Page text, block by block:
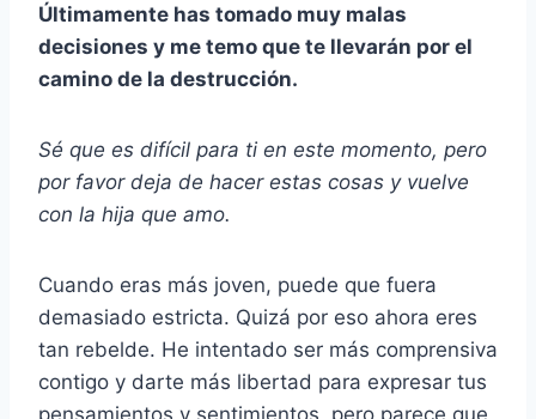
Últimamente has tomado muy malas
decisiones y me temo que te llevarán por el
camino de la destrucción.
Sé que es difícil para ti en este momento, pero
por favor deja de hacer estas cosas y vuelve
con la hija que amo.
Cuando eras más joven, puede que fuera
demasiado estricta. Quizá por eso ahora eres
tan rebelde. He intentado ser más comprensiva
contigo y darte más libertad para expresar tus
pensamientos y sentimientos, pero parece que